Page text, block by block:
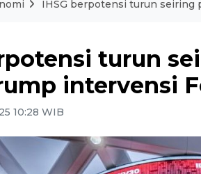
IHSG berpotensi turun seiring
turun
intervensi
10:28 WIB